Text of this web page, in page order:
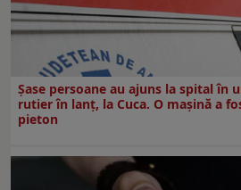
Șase persoane au ajuns la spital în
rutier în lanț, la Cuca. O mașină a
pieton